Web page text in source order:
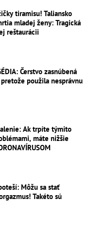
tiramisu! Taliansko
mladej ženy: Tragická
reštaurácii
Čerstvo zasnúbená
použila nesprávnu
Ak trpíte týmito
máte nižšie
Môžu sa stať
Takéto sú